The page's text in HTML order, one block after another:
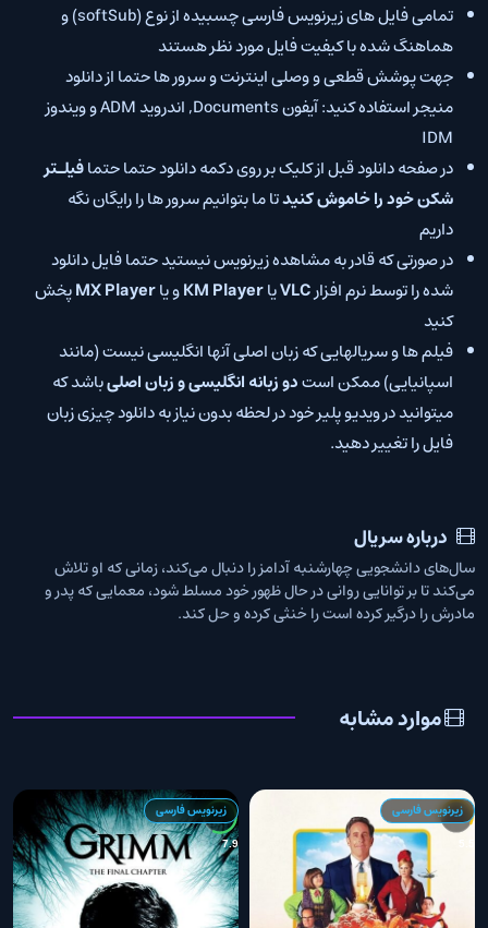
تمامی فایل های زیرنویس فارسی چسبیده از نوع (softSub) و
هماهنگ شده با کیفیت فایل مورد نظر هستند
جهت پوشش قطعی و وصلی اینترنت و سرور ها حتما از دانلود
منیجر استفاده کنید: آیفون Documents, اندروید ADM و ویندوز
IDM
در صفحه دانلود قبل از کلیک بر روی دکمه دانلود حتما حتمافیلـتر
شکن خود را خاموش کنیدتا ما بتوانیم سرور ها را رایگان نگه
داریم
در صورتی که قادر به مشاهده زیرنویس نیستید حتما فایل دانلود
شده را توسط نرم افزارVLCیاKM Playerو یاMX Playerپخش
کنید
فیلم ها و سریالهایی که زبان اصلی آنها انگلیسی نیست (مانند
اسپانیایی) ممکن استدو زبانه انگلیسی و زبان اصلیباشد که
میتوانید در ویدیو پلیر خود در لحظه بدون نیاز به دانلود چیزی زبان
فایل را تغییر دهید.
درباره سریال
سال‌های دانشجویی چهارشنبه آدامز را دنبال می‌کند، زمانی که او تلاش
می‌کند تا بر توانایی روانی در حال ظهور خود مسلط شود، معمایی که پدر و
مادرش را درگیر کرده است را خنثی کرده و حل کند.
موارد مشابه
زیرنویس فارسی
7.9
زیرنویس فارسی